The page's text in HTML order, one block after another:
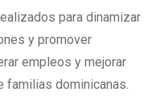
para dinamizar
y promover
empleos y mejorar
familias dominicanas.